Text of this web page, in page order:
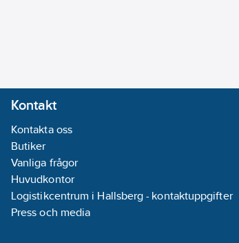
Kontakt
Kontakta oss
Butiker
Vanliga frågor
Huvudkontor
Logistikcentrum i Hallsberg - kontaktuppgifter
Press och media